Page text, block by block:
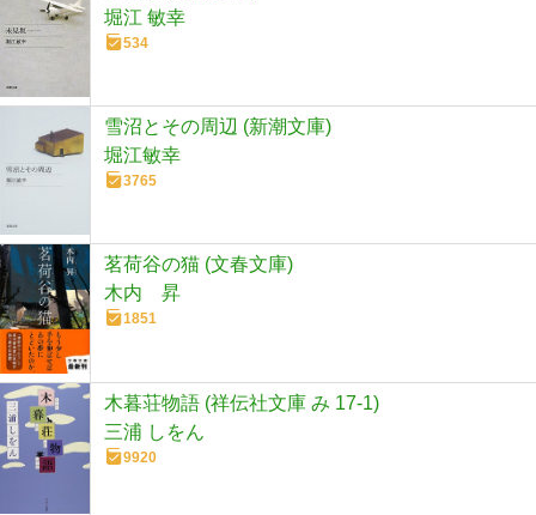
堀江 敏幸
534
雪沼とその周辺 (新潮文庫)
堀江敏幸
3765
茗荷谷の猫 (文春文庫)
木内 昇
1851
木暮荘物語 (祥伝社文庫 み 17-1)
三浦 しをん
9920